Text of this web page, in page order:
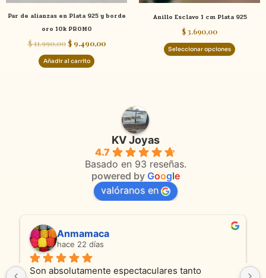
Par de alianzas en Plata 925 y borde
oro 10k PROMO
$11.990,00 $9.490,00
Añadir al carrito
Anillo Esclavo 1 cm Plata 925
$3.690,00
Seleccionar opciones
elegir
en
página
KV Joyas
4.7
Basado en 93 reseñas.
powered by Google
valóranos en
Anmamaca
hace 22 días
Son absolutamente espectaculares tanto